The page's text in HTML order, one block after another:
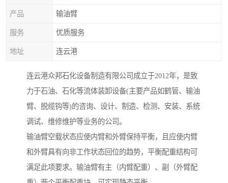
产品 输油臂
服务 优质服务
地址 连云港
连云港众邦石化设备制造有限公司成立于2012年，是致
力于石油、石化等流体装卸设备(主要产品如鹤管、输油
臂、脱缆钩等)的咨询、设计、制造、检测、安装、系统
调试、维修维护等业务的公司。
输油臂空载状态应使内臂和外臂保持平衡，且应使内臂
和外臂具有向非工作状态回位的趋势，平衡配重结构可
满足此项要求。输油臂有主（内臂配重）、副（外臂配